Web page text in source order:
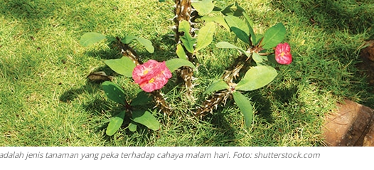
jenis tanaman yang peka terhadap cahaya malam hari. Foto: shutterstock.com